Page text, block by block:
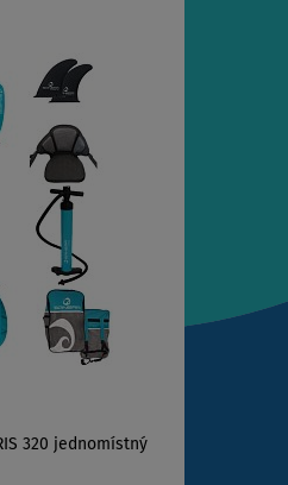
320 jednomístný